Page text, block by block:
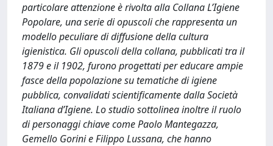
particolare attenzione è rivolta alla Collana L’Igiene
Popolare, una serie di opuscoli che rappresenta un
modello peculiare di diffusione della cultura
igienistica. Gli opuscoli della collana, pubblicati tra il
1879 e il 1902, furono progettati per educare ampie
fasce della popolazione su tematiche di igiene
pubblica, convalidati scientificamente dalla Società
Italiana d’Igiene. Lo studio sottolinea inoltre il ruolo
di personaggi chiave come Paolo Mantegazza,
Gemello Gorini e Filippo Lussana, che hanno